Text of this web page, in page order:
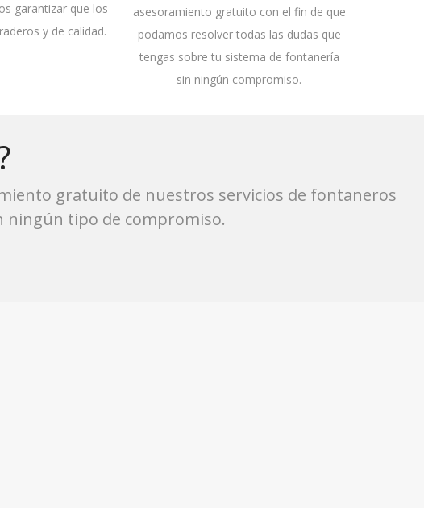
garantizar que los
y de calidad.
asesoramiento gratuito con el fin de que
podamos resolver todas las dudas que
tengas sobre tu sistema de fontanería
sin ningún compromiso.
gratuito de nuestros servicios de fontaneros
ningún tipo de compromiso.